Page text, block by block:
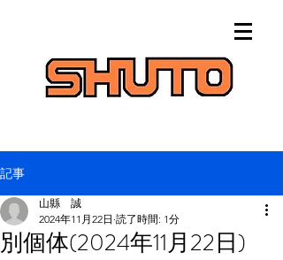
記事
別個体(2024年11月22日)
山縣 誠
2024年11月22日 読了時間: 1分